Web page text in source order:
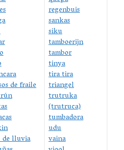
de fraile
lluvia
regenbuis
sankas
siku
tamboerijn
tambor
tinya
tira tira
triangel
trutruka
(trutruca)
tumbadora
udu
vaina